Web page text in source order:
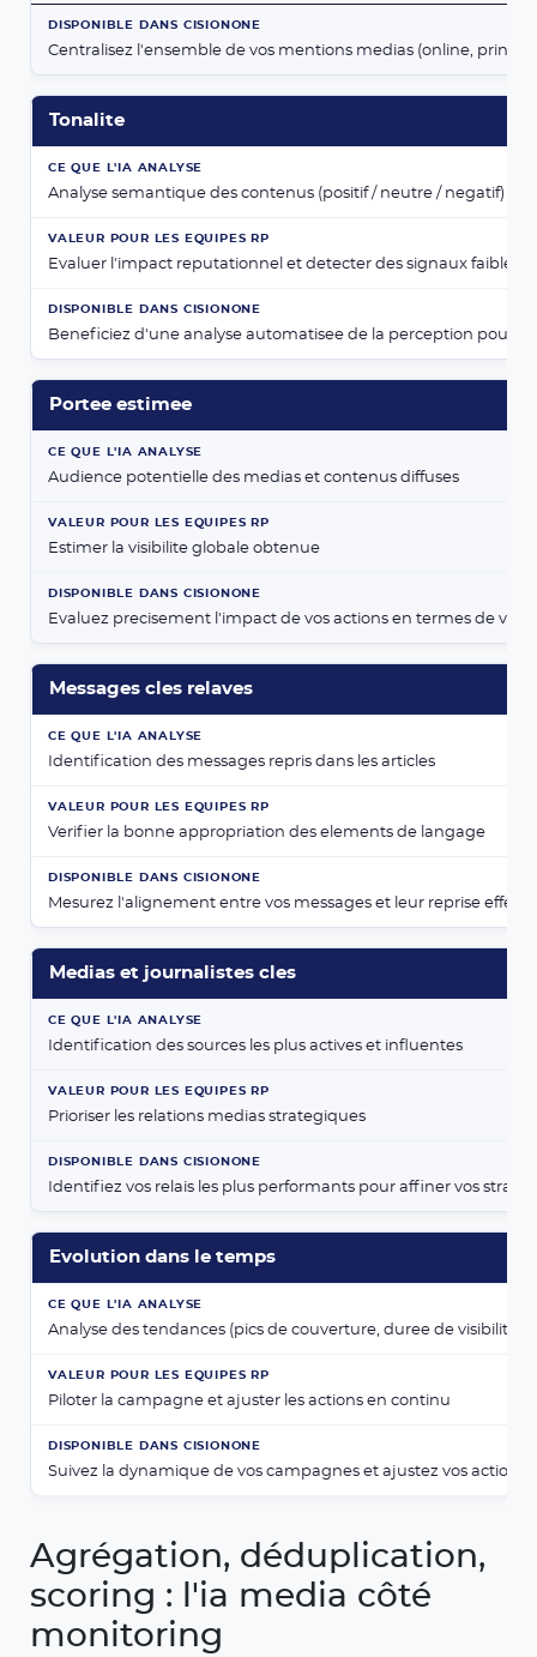
Centralisez l'ensemble de vos mentions medias (online, print,
Tonalite
Analyse semantique des contenus (positif / neutre / negatif)
Evaluer l'impact reputationnel et detecter des signaux faibles
Beneficiez d'une analyse automatisee de la perception pour
Portee estimee
Audience potentielle des medias et contenus diffuses
Estimer la visibilite globale obtenue
Evaluez precisement l'impact de vos actions en termes de
Messages cles relaves
Identification des messages repris dans les articles
Verifier la bonne appropriation des elements de langage
Mesurez l'alignement entre vos messages et leur reprise
Medias et journalistes cles
Identification des sources les plus actives et influentes
Prioriser les relations medias strategiques
Identifiez vos relais les plus performants pour affiner vos
Evolution dans le temps
Analyse des tendances (pics de couverture, duree de visibilite,
Piloter la campagne et ajuster les actions en continu
Suivez la dynamique de vos campagnes et ajustez vos actions
Agrégation, déduplication,
scoring : l'ia media côté
monitoring